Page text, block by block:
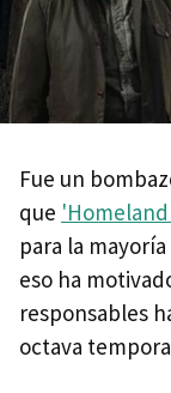
Fue un
que
para la
eso ha
responsables
octava